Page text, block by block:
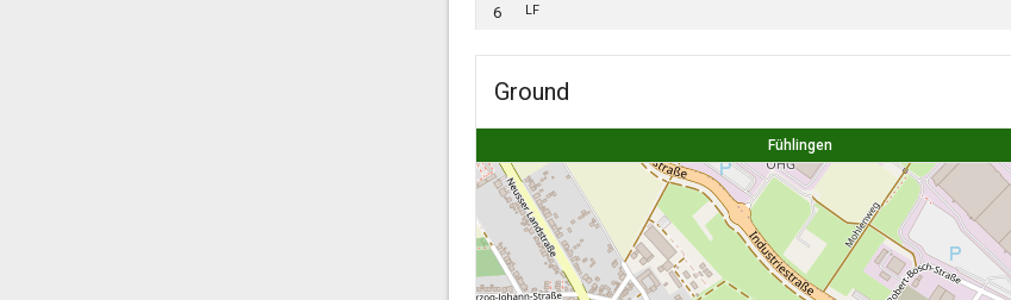
6
LF
Ground
Fühlingen